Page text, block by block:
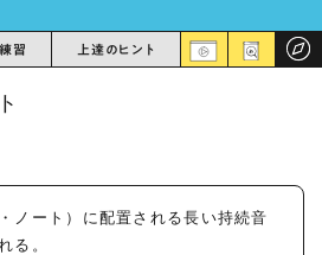
習 上達のヒント
ノート）に配置される長い持続音
る。